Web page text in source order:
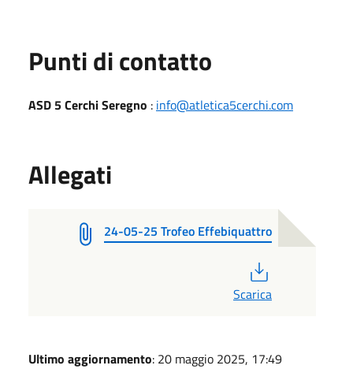
Punti di contatto
ASD 5 Cerchi Seregno : info@atletica5cerchi.com
Allegati
24-05-25 Trofeo Effebiquattro
Scarica
Ultimo aggiornamento: 20 maggio 2025, 17:49